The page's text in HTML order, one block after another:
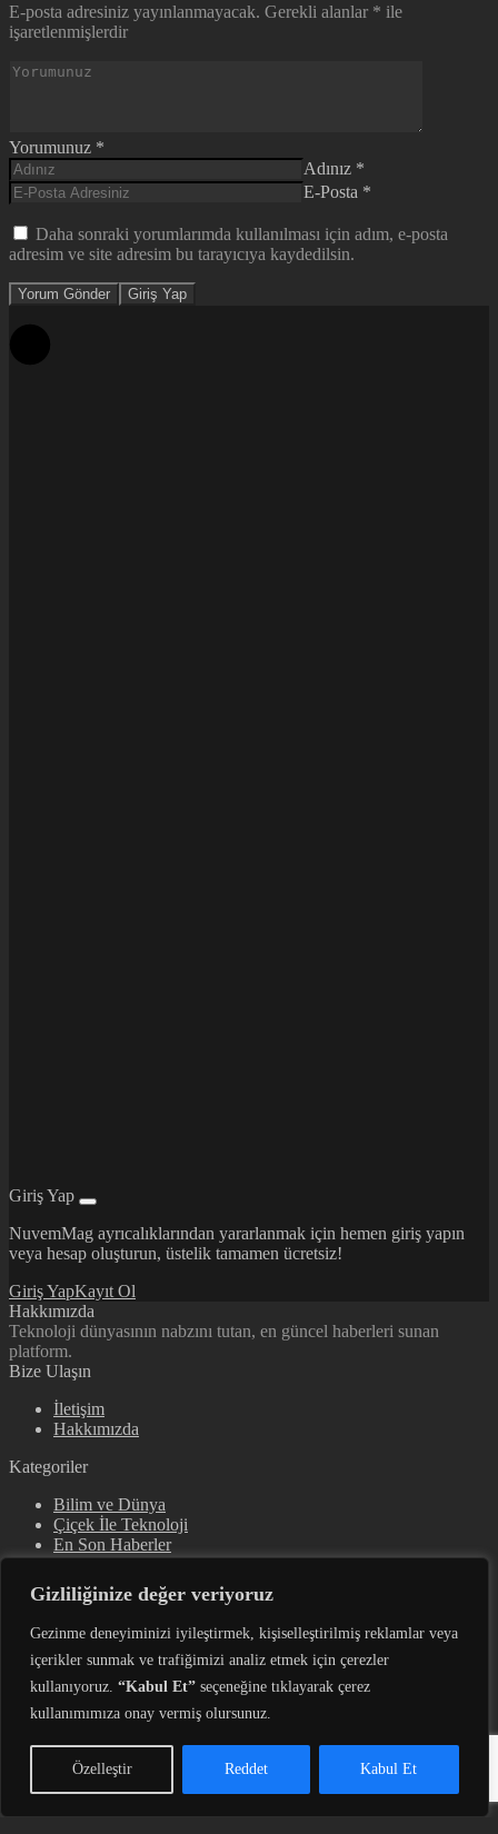
Gizliliğinize değer veriyoruz
Gezinme deneyiminizi iyileştirmek, kişiselleştirilmiş reklamlar veya
içerikler sunmak ve trafiğimizi analiz etmek için çerezler
kullanıyoruz. “Kabul Et” seçeneğine tıklayarak çerez
kullanımımıza onay vermiş olursunuz.
Özelleştir Reddet Kabul Et
E-posta adresiniz yayınlanmayacak. Gerekli alanlar * ile
işaretlenmişlerdir
Yorumunuz *
Adınız *
E-Posta *
Daha sonraki yorumlarımda kullanılması için adım, e-posta
adresim ve site adresim bu tarayıcıya kaydedilsin.
Yorum Gönder Giriş Yap
Giriş Yap
NuvemMag ayrıcalıklarından yararlanmak için hemen giriş yapın
veya hesap oluşturun, üstelik tamamen ücretsiz!
Giriş YapKayıt Ol
Hakkımızda
Teknoloji dünyasının nabzını tutan, en güncel haberleri sunan
platform.
Bize Ulaşın
İletişim
Hakkımızda
Kategoriler
Bilim ve Dünya
Çiçek İle Teknoloji
En Son Haberler
Gündem
Öne Çıkanlar
Sürdürülebilirlik
Teknoloji
Yapay Zeka
Yapay Zeka Uygulamaları
Takip Takip TakipAbone Takip
© Copyright 2025, Tüm Hakları Saklıdır
Hesabım